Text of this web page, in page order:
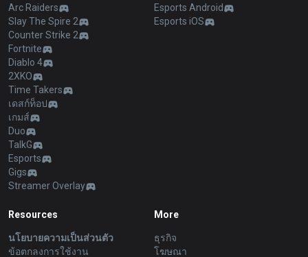
Arc Raiders
Slay The Spire 2
Counter Strike 2
Fortnite
Diablo 4
2XKO
Time Takers
เดสก์ท็อป
เกมส์
Duo
TalkG
Esports
Gigs
Streamer Overlay
Esports Android
Esports iOS
Resources
นโยบายความเป็นส่วนตัว
ข้อตกลงการใช้งาน
More
ธุรกิจ
โฆษณา